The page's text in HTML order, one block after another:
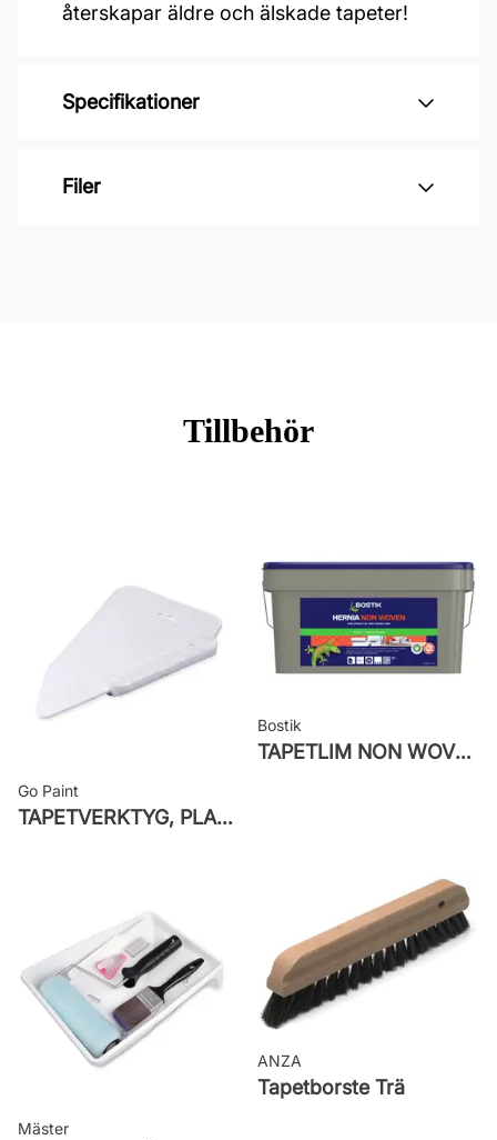
återskapar äldre och älskade tapeter!
Specifikationer
Varumärke: Duro
Bredd: 0,53 m
väggen
Leverantörens artikelnummer: 516-
Filer
Tillbehör
Go Paint
TAPETVERKTYG, PLAST GO PAINT
Bostik
TAPETLIM NON WOVEN
Mäster
ANZA
Tapetborste Trä